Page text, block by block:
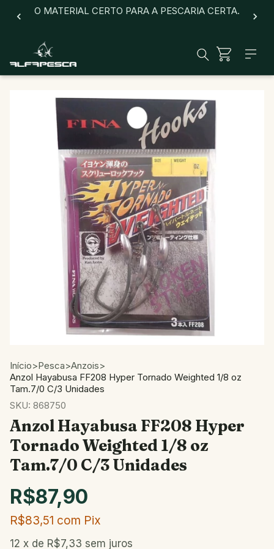
O MATERIAL CERTO PARA A PESCARIA CERTA.
Início>Pesca>Anzois>
Anzol Hayabusa FF208 Hyper Tornado Weighted 1/8 oz
Tam.7/0 C/3 Unidades
SKU: 868750
Anzol Hayabusa FF208 Hyper
Tornado Weighted 1/8 oz
Tam.7/0 C/3 Unidades
R$87,90
R$83,51 com Pix
12 x de R$7,33 sem juros